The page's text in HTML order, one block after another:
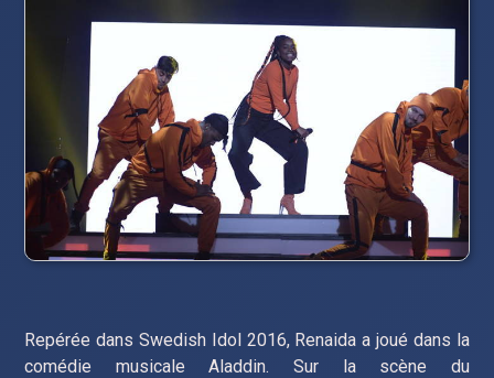
Repérée dans Swedish Idol 2016, Renaida a joué dans la
comédie musicale Aladdin. Sur la scène du